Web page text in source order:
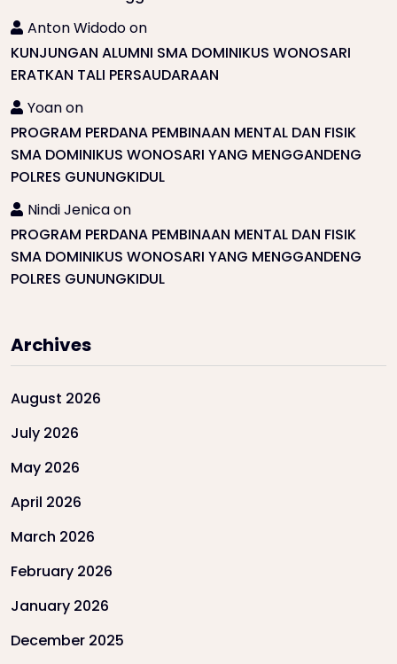
Anton Widodoon
KUNJUNGAN ALUMNI SMA DOMINIKUS WONOSARI
ERATKAN TALI PERSAUDARAAN
Yoanon
PROGRAM PERDANA PEMBINAAN MENTAL DAN FISIK
SMA DOMINIKUS WONOSARI YANG MENGGANDENG
POLRES GUNUNGKIDUL
Nindi Jenicaon
PROGRAM PERDANA PEMBINAAN MENTAL DAN FISIK
SMA DOMINIKUS WONOSARI YANG MENGGANDENG
POLRES GUNUNGKIDUL
Archives
August 2026
July 2026
May 2026
April 2026
March 2026
February 2026
January 2026
December 2025